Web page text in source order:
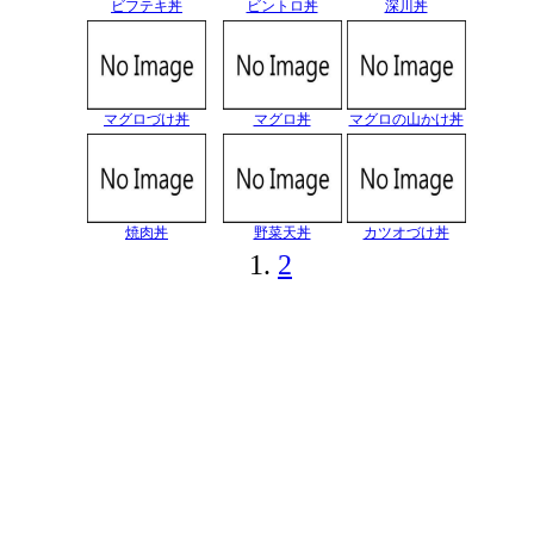
ビフテキ丼 ビントロ丼 深川丼
マグロづけ丼 マグロ丼 マグロの山かけ丼
焼肉丼 野菜天丼 カツオづけ丼
1. 2